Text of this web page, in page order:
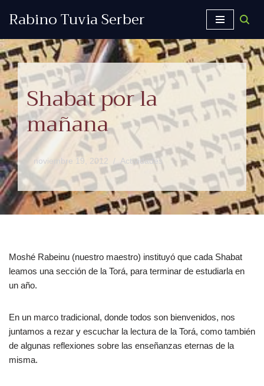
al
contenido
Rabino Tuvia Serber
Shabat por la
mañana
noviembre 19, 2012 Actividades
Moshé Rabeinu (nuestro maestro) instituyó que cada Shabat
leamos una sección de la Torá, para terminar de estudiarla en
un año.
En un marco tradicional, donde todos son bienvenidos, nos
juntamos a rezar y escuchar la lectura de la Torá, como también
de algunas reflexiones sobre las enseñanzas eternas de la
misma.